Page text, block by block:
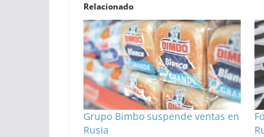
Relacionado
Grupo Bimbo suspende ventas en
Rusia